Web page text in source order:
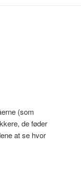
(som
de føder
at se hvor